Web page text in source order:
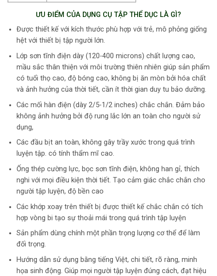
ƯU ĐIỂM CỦA DỤNG CỤ TẬP THỂ DỤC LÀ GÌ?
Được thiết kế với kích thước phù hợp với trẻ, mô phỏng giống
hệt với thiết bị tập người lớn.
Lớp sơn tĩnh điện dày (120-400 microns) chất lượng cao,
mầu sắc thân thiện với môi trường thiên nhiên giúp sản phẩm
có tuổi thọ cao, độ bóng cao, không bị ăn mòn bởi hóa chất
và ảnh hưởng của thời tiết, cần ít thời gian duy tu bảo dưỡng.
Các mối hàn điện (dày 2/5-1/2 inches) chắc chắn. Đảm bảo
không ảnh hưởng bởi độ rung lắc lớn an toàn cho người sử
dụng,
Các đầu bịt an toàn, không gây trầy xước trong quá trình
luyện tập. có tính thẩm mĩ cao.
Ống thép cường lực, bọc sơn tĩnh điện, không han gỉ, thích
nghi với mọi điều kiện thời tiết. Tạo cảm giác chắc chắn cho
người tập luyện, độ bền cao
Các khớp xoay trên thiết bị được thiết kế chắc chắn có tích
hợp vòng bi tạo sự thoải mái trong quá trình tập luyện
Sản phẩm dùng chính một phần trọng lượng cơ thể để làm
đối trọng.
Hướng dẫn sử dụng bằng tiếng Việt, chi tiết, rõ ràng, minh
họa sinh động. Giúp mọi người tập luyện đúng cách, đạt hiệu